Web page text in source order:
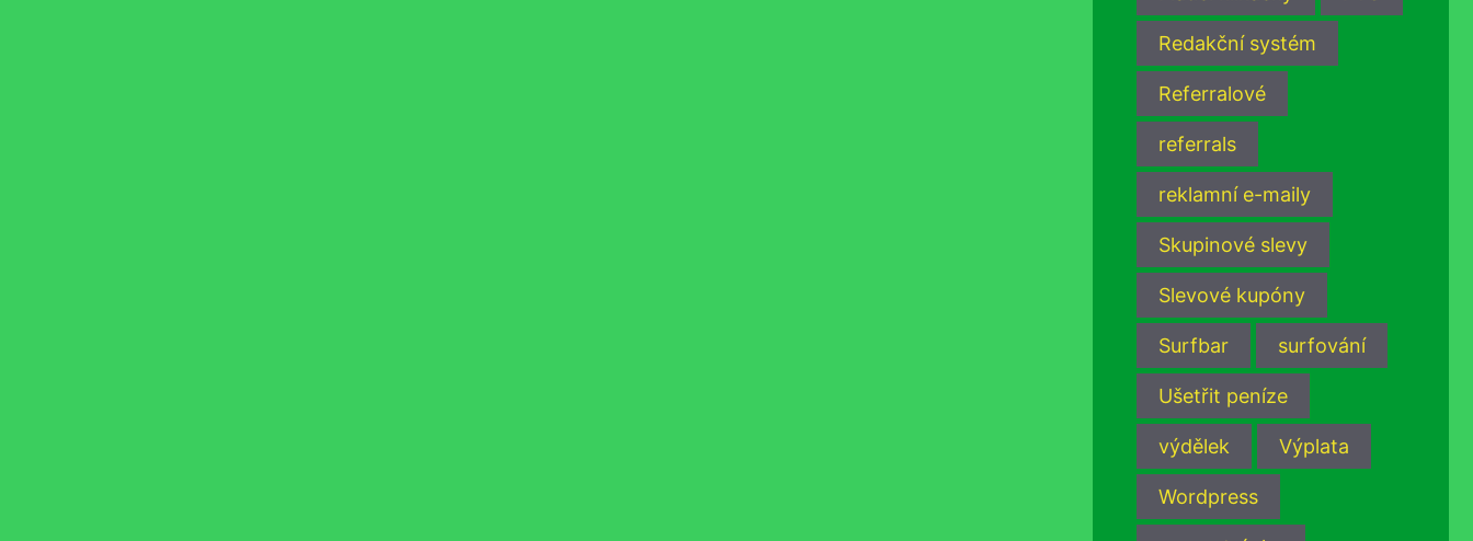
Redakční systém
Referralové
referrals
reklamní e-maily
Skupinové slevy
Slevové kupóny
Surfbar surfování
Ušetřit peníze
výdělek Výplata
Wordpress